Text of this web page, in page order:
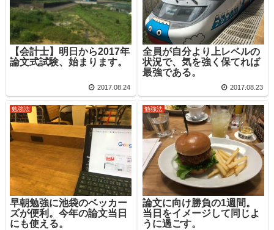
【会計士】明日から2017年
論文式試験、始まります。
2017.08.24
全員が自分より上レベルの
状況で、気を強く保てれば
最強である。
2017.08.23
勉強法
早朝勉強に池袋のベッカー
ズが便利。今年の論文当日
にも使える。
勉強法
論文に向け勝負の1週間。
当日をイメージして同じよ
うに過ごす。